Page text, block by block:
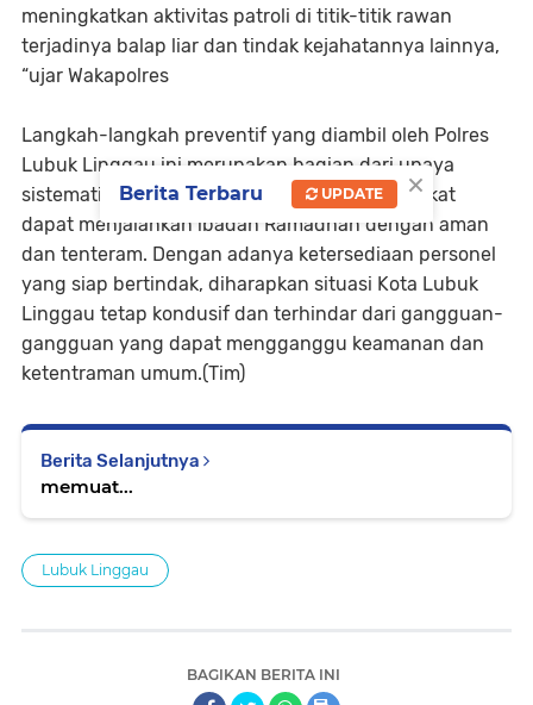
meningkatkan aktivitas patroli di titik-titik rawan
terjadinya balap liar dan tindak kejahatannya lainnya,
“ujar Wakapolres
Langkah-langkah preventif yang diambil oleh Polres
Lubuk Linggau ini merupakan bagian dari upaya
sistematis untuk memastikan bahwa masyarakat
dapat menjalankan ibadah Ramadhan dengan aman
dan tenteram. Dengan adanya ketersediaan personel
yang siap bertindak, diharapkan situasi Kota Lubuk
Linggau tetap kondusif dan terhindar dari gangguan-
gangguan yang dapat mengganggu keamanan dan
ketentraman umum.(Tim)
Berita Selanjutnya
memuat...
Lubuk Linggau
BAGIKAN BERITA INI
×
Berita Terbaru UPDATE